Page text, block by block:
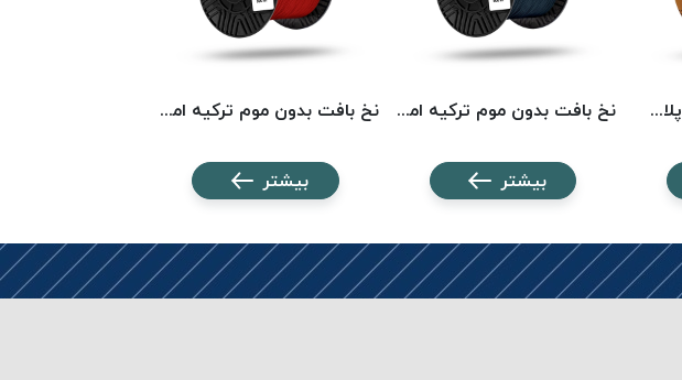
نخ بافت بدون موم پی پلاس کد 1722 PPLUS نخ بافت بدون موم ترکیه امگا کد 5568 OMEGA
بیشتر
نخ بافت بدون موم ترکیه امگا کد 5023 OMEGA
بیشتر